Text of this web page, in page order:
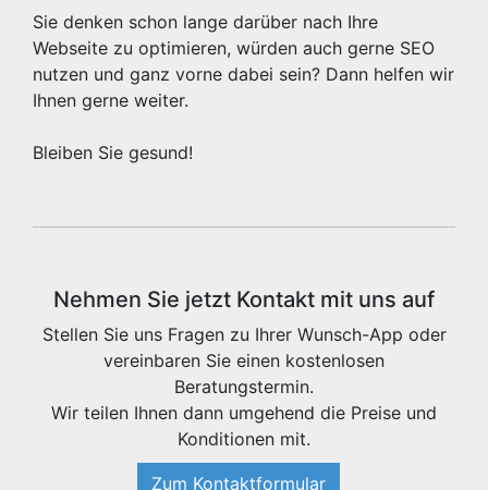
Sie denken schon lange darüber nach Ihre
Webseite zu optimieren, würden auch gerne SEO
nutzen und ganz vorne dabei sein? Dann helfen wir
Ihnen gerne weiter.
Bleiben Sie gesund!
Nehmen Sie jetzt Kontakt mit uns auf
Stellen Sie uns Fragen zu Ihrer Wunsch-App oder
vereinbaren Sie einen kostenlosen
Beratungstermin.
Wir teilen Ihnen dann umgehend die Preise und
Konditionen mit.
Zum Kontaktformular